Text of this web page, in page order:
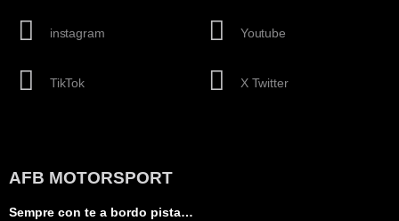
instagram
TikTok
Youtube
X Twitter
AFB MOTORSPORT
Sempre con te a bordo pista…